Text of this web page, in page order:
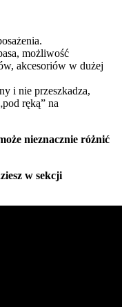
możliwość
akcesoriów w dużej
i nie przeszkadza,
ręką” na
nieznacznie różnić
w sekcji